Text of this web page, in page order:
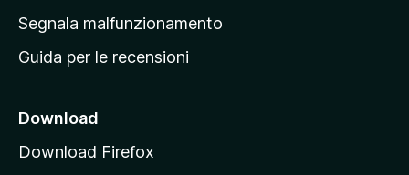
r
n
i
a
Segnala malfunzionamento
Guida per le recensioni
Download
Download Firefox